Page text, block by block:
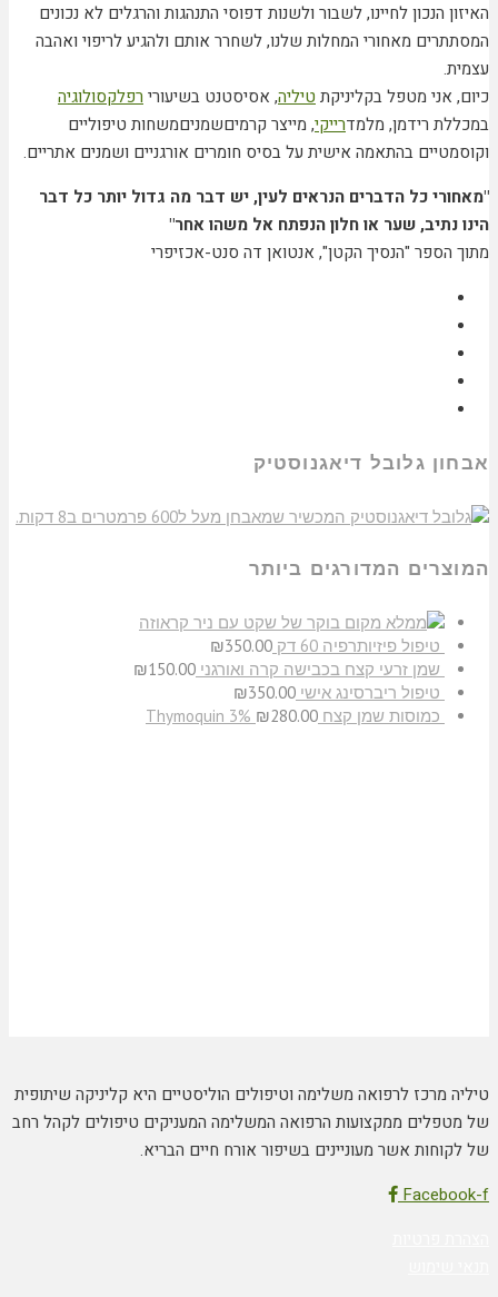
האיזון הנכון לחיינו, לשבור ולשנות דפוסי התנהגות והרגלים לא נכונים
המסתתרים מאחורי המחלות שלנו, לשחרר אותם ולהגיע לריפוי ואהבה
עצמית.
כיום, אני מטפל בקליניקת טיליה, אסיסטנט בשיעורי רפלקסולוגיה
במכללת רידמן, מלמדרייקי, מייצר קרמיםשמניםמשחות טיפוליים
וקוסמטיים בהתאמה אישית על בסיס חומרים אורגניים ושמנים אתריים.
"מאחורי כל הדברים הנראים לעין, יש דבר מה גדול יותר כל דבר
הינו נתיב, שער או חלון הנפתח אל משהו אחר"
מתוך הספר "הנסיך הקטן", אנטואן דה סנט-אכזיפרי
אבחון גלובל דיאגנוסטיק
המוצרים המדורגים ביותר
בוקר של שקט עם ניר קראוזה
טיפול פיזיותרפיה 60 דק
₪350.00
שמן זרעי קצח בכבישה קרה ואורגני
₪150.00
טיפול ריברסינג אישי
₪350.00
כמוסות שמן קצח Thymoquin 3%
₪280.00
טיליה מרכז לרפואה משלימה וטיפולים הוליסטיים היא קליניקה שיתופית
של מטפלים ממקצועות הרפואה המשלימה המעניקים טיפולים לקהל רחב
של לקוחות אשר מעוניינים בשיפור אורח חיים הבריא.
Facebook-f